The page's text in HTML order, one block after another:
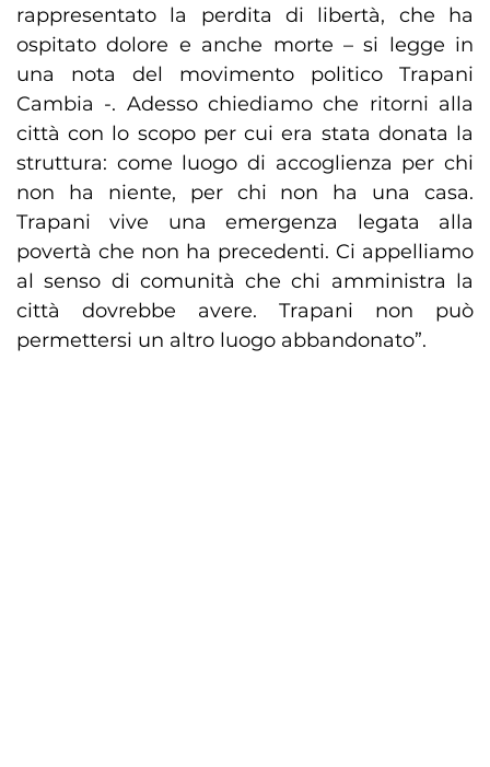
rappresentato la perdita di libertà, che ha
ospitato dolore e anche morte – si legge in
una nota del movimento politico Trapani
Cambia -. Adesso chiediamo che ritorni alla
città con lo scopo per cui era stata donata la
struttura: come luogo di accoglienza per chi
non ha niente, per chi non ha una casa.
Trapani vive una emergenza legata alla
povertà che non ha precedenti. Ci appelliamo
al senso di comunità che chi amministra la
città dovrebbe avere. Trapani non può
permettersi un altro luogo abbandonato”.